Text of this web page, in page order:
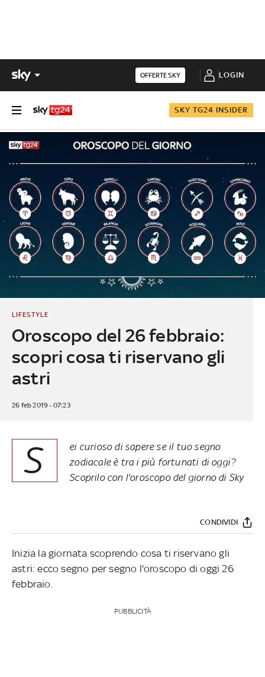
OFFERTE SKY LOGIN
SKY TG24 INSIDER
Oroscopo del 26 febbraio:
scopri cosa ti riservano gli
astri
LIFESTYLE
26 feb 2019 - 07:23
S
ei curioso di sapere se il tuo segno
zodiacale è tra i più fortunati di oggi?
Scoprilo con l'oroscopo del giorno di Sky
CONDIVIDI
Inizia la giornata scoprendo cosa ti riservano gli
astri: ecco segno per segno l'oroscopo di oggi 26
febbraio.
PUBBLICITÀ